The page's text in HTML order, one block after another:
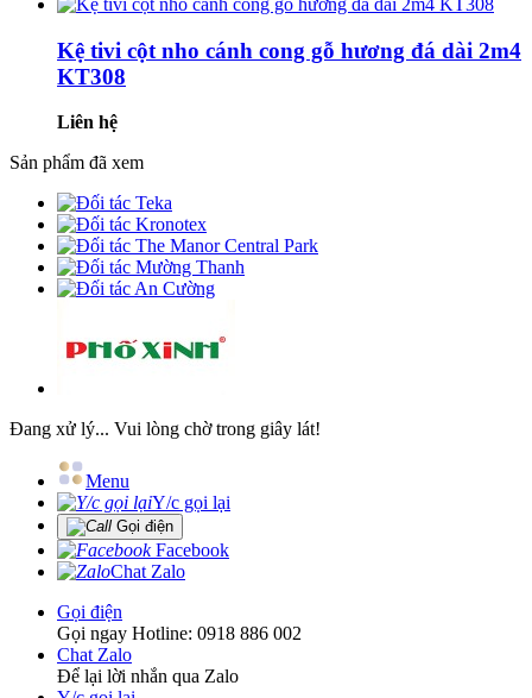
Kệ tivi cột nho cánh cong gỗ hương đá dài 2m4
KT308
Liên hệ
Sản phẩm đã xem
Đang xử lý... Vui lòng chờ trong giây lát!
Menu
Y/c gọi lại
Gọi điện
Facebook
Chat Zalo
Gọi điện
Gọi ngay Hotline: 0918 886 002
Chat Zalo
Để lại lời nhắn qua Zalo